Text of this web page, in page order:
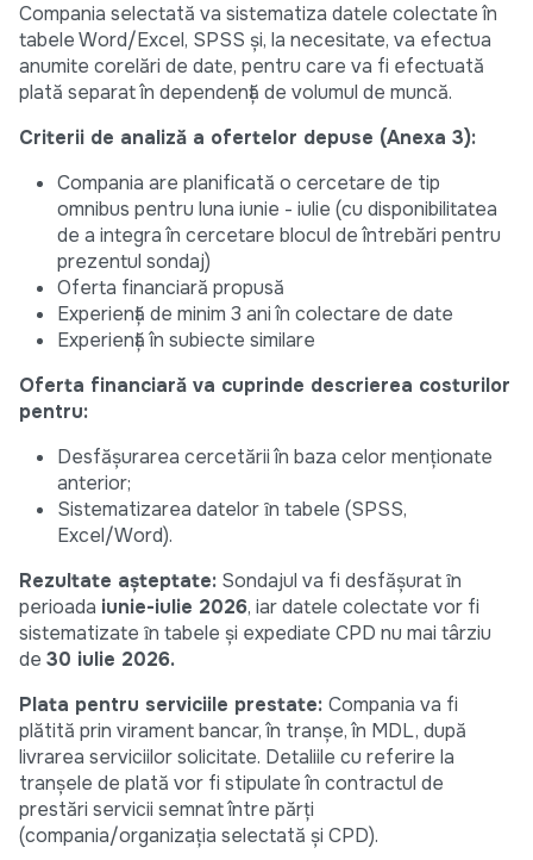
Compania selectată va sistematiza datele colectate în
tabele Word/Excel, SPSS și, la necesitate, va efectua
anumite corelări de date, pentru care va fi efectuată
plată separat în dependență de volumul de muncă.
Criterii de analiză a ofertelor depuse (Anexa 3):
Compania are planificată o cercetare de tip
omnibus pentru luna iunie - iulie (cu disponibilitatea
de a integra în cercetare blocul de întrebări pentru
prezentul sondaj)
Oferta financiară propusă
Experiență de minim 3 ani în colectare de date
Experiență în subiecte similare
Oferta financiară va cuprinde descrierea costurilor
pentru:
Desfășurarea cercetării în baza celor menţionate
anterior;
Sistematizarea datelor ȋn tabele (SPSS,
Excel/Word).
Rezultate așteptate: Sondajul va fi desfășurat ȋn
perioada iunie-iulie 2026, iar datele colectate vor fi
sistematizate ȋn tabele şi expediate CPD nu mai târziu
de 30 iulie 2026.
Plata pentru serviciile prestate: Compania va fi
plătită prin virament bancar, în tranșe, în MDL, după
livrarea serviciilor solicitate. Detaliile cu referire la
tranșele de plată vor fi stipulate în contractul de
prestări servicii semnat între părți
(compania/organizația selectată și CPD).